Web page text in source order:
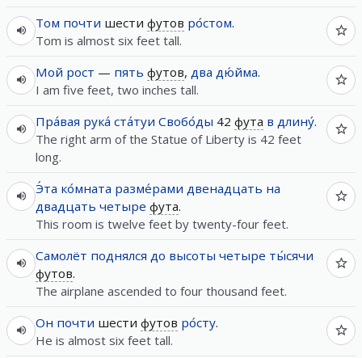
Том почти шести футов ро́стом.
Tom is almost six feet tall.
Мой рост — пять футов, два дю́йма.
I am five feet, two inches tall.
Пра́вая рука́ ста́туи Свобо́ды 42 фута в длину́.
The right arm of the Statue of Liberty is 42 feet
long.
Э́та ко́мната разме́рами двенадцать на
двадцать четыре фута.
This room is twelve feet by twenty-four feet.
Самолёт поднялся до высоты четыре ты́сячи
футов.
The airplane ascended to four thousand feet.
Он почти шести футов ро́сту.
He is almost six feet tall.